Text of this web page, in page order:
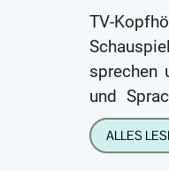
TV-
sprechen
und
Sender
ALLES